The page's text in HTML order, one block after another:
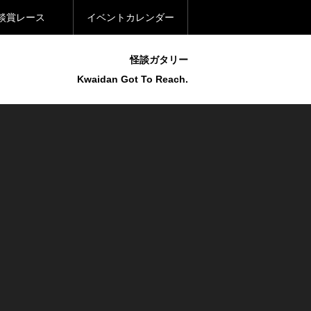
賞レース イベントカレンダー
怪談ガタリー
Kwaidan Got To Reach.